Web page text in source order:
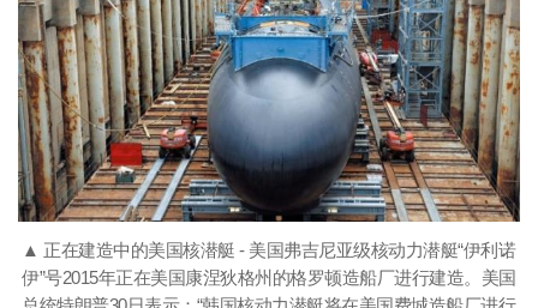
▲ 正在建造中的美国核潜艇 - 美国弗吉尼亚级核动力潜艇“伊利诺
伊”号2015年正在美国康涅狄格州的格罗顿造船厂进行建造。美国